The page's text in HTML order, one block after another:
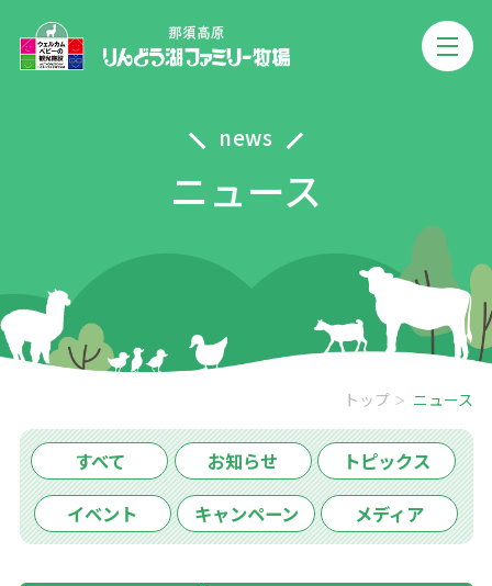
news
ニュース
トップ ニュース
すべて お知らせ トピックス
イベント キャンペーン メディア